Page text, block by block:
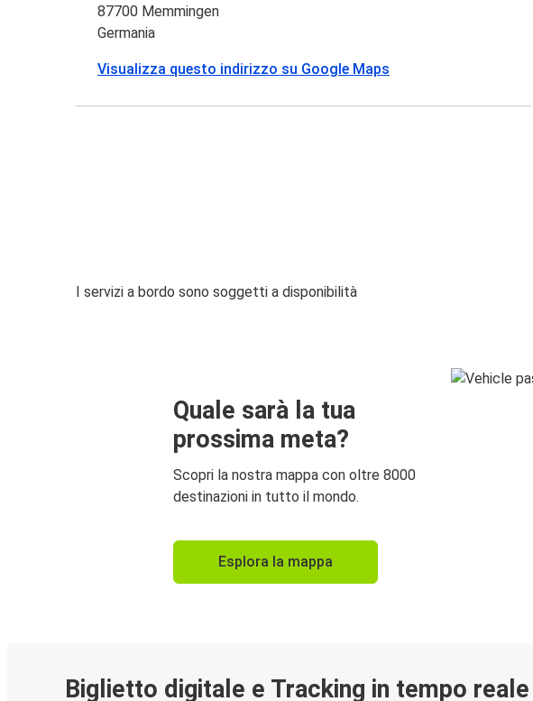
87700 Memmingen
Germania
Visualizza questo indirizzo su Google Maps
I servizi a bordo sono soggetti a disponibilità
Quale sarà la tua
prossima meta?
Scopri la nostra mappa con oltre 8000
destinazioni in tutto il mondo.
Esplora la mappa
Biglietto digitale e Tracking in tempo reale